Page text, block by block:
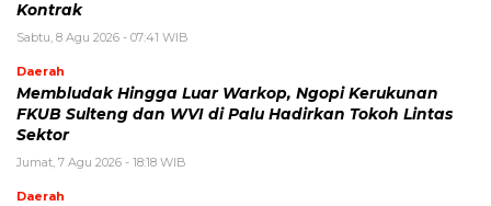
Kontrak
Sabtu, 8 Agu 2026 - 07:41 WIB
Daerah
Membludak Hingga Luar Warkop, Ngopi Kerukunan
FKUB Sulteng dan WVI di Palu Hadirkan Tokoh Lintas
Sektor
Jumat, 7 Agu 2026 - 18:18 WIB
Daerah